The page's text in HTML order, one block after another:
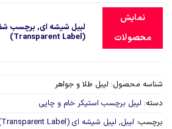
نمایش
محصولات
لیبل شیشه ای, برچسب
(Transparent Label)
شناسه محصول: لیبل طلا و جواهر
دسته: لیبل برچسب استیکر خام و چاپی
برچسب: لیبل, لیبل شیشه ای (Transparent Label)